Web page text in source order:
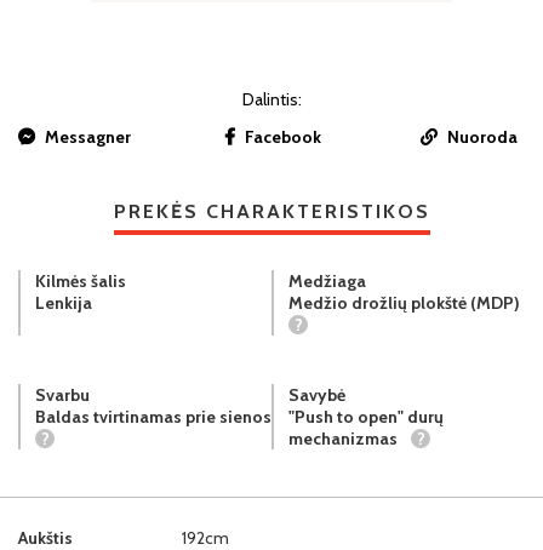
Dalintis:
Messagner
Facebook Nuoroda
PREKĖS CHARAKTERISTIKOS
Aukštis 192cm
Kilmės šalis
Lenkija
Medžiaga
Medžio drožlių plokštė (MDP)
?
Svarbu
Baldas tvirtinamas prie sienos
?
Savybė
"Push to open" durų
mechanizmas
?